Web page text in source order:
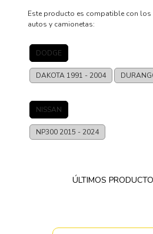
Este producto es compatible con
autos y camionetas:
DODGE
DAKOTA 1991 - 2004
NISSAN
NP300 2015 - 2024
ÚLTIMOS